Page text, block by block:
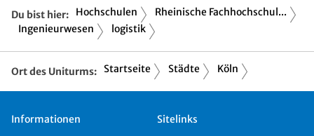
Du bist hier: Hochschulen
Rheinische Fachhochschul...
Ingenieurwesen
logistik
Ort des Uniturms: Startseite Städte Köln
Informationen
Sitelinks